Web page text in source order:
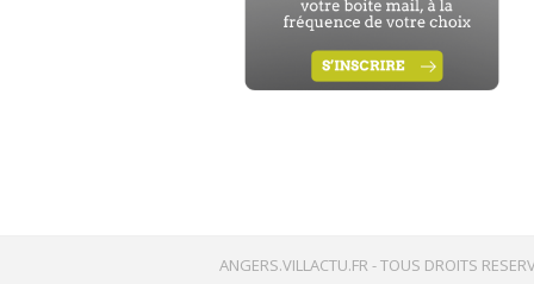
ANGERS.VILLACTU.FR -TOUS DROITS